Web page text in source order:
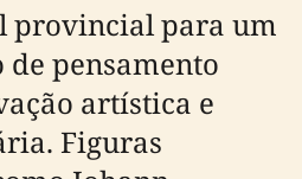
provincial para um
pensamento
artística e
Figuras